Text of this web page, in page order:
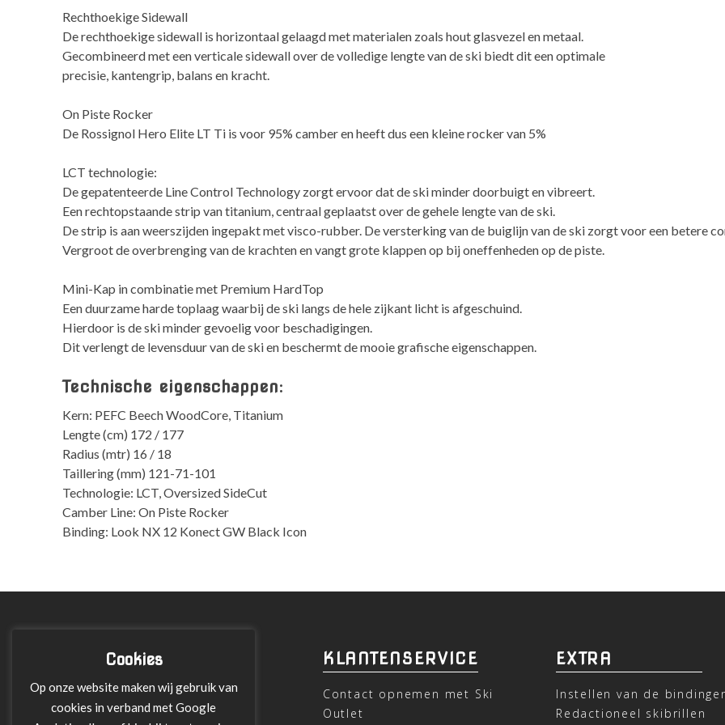
Rechthoekige Sidewall
De rechthoekige sidewall is horizontaal gelaagd met materialen zoals hout glasvezel en metaal.
Gecombineerd met een verticale sidewall over de volledige lengte van de ski biedt dit een optimale
precisie, kantengrip, balans en kracht.
On Piste Rocker
De Rossignol Hero Elite LT Ti is voor 95% camber en heeft dus een kleine rocker van 5%
LCT technologie:
De gepatenteerde Line Control Technology zorgt ervoor dat de ski minder doorbuigt en vibreert.
Een rechtopstaande strip van titanium, centraal geplaatst over de gehele lengte van de ski.
De strip is aan weerszijden ingepakt met visco-rubber. De versterking van de buiglijn van de ski zorgt voor een betere
Vergroot de overbrenging van de krachten en vangt grote klappen op bij oneffenheden op de piste.
Mini-Kap in combinatie met Premium HardTop
Een duurzame harde toplaag waarbij de ski langs de hele zijkant licht is afgeschuind.
Hierdoor is de ski minder gevoelig voor beschadigingen.
Dit verlengt de levensduur van de ski en beschermt de mooie grafische eigenschappen.
Technische eigenschappen:
Kern: PEFC Beech WoodCore, Titanium
Lengte (cm) 172 / 177
Radius (mtr) 16 / 18
Taillering (mm) 121-71-101
Technologie: LCT, Oversized SideCut
Camber Line: On Piste Rocker
Binding: Look NX 12 Konect GW Black Icon
INFORMATIE
Over ons
Leveringen
KLANTENSERVICE
Contact opnemen met Ski
Outlet
EXTRA
Instellen van de
Redactioneel skibrillen
Cookies
Op onze website maken wij gebruik van
cookies in verband met Google